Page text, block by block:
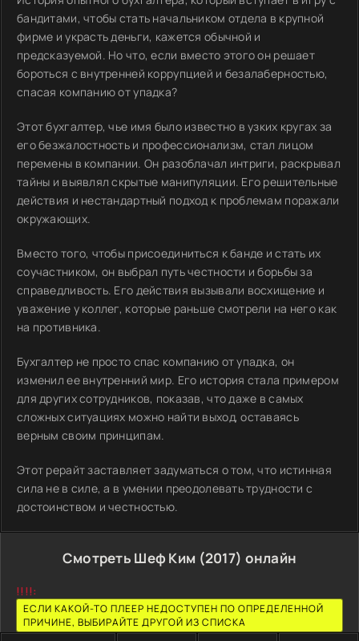
бандитами, чтобы стать начальником отдела в крупной
фирме и украсть деньги, кажется обычной и
предсказуемой. Но что, если вместо этого он решает
бороться с внутренней коррупцией и безалаберностью,
спасая компанию от упадка?
Этот бухгалтер, чье имя было известно в узких кругах за
его безжалостность и профессионализм, стал лицом
перемены в компании. Он разоблачал интриги, раскрывал
тайны и выявлял скрытые манипуляции. Его решительные
действия и нестандартный подход к проблемам поражали
окружающих.
Вместо того, чтобы присоединиться к банде и стать их
соучастником, он выбрал путь честности и борьбы за
справедливость. Его действия вызывали восхищение и
уважение у коллег, которые раньше смотрели на него как
на противника.
Бухгалтер не просто спас компанию от упадка, он
изменил ее внутренний мир. Его история стала примером
для других сотрудников, показав, что даже в самых
сложных ситуациях можно найти выход, оставаясь
верным своим принципам.
Этот рерайт заставляет задуматься о том, что истинная
сила не в силе, а в умении преодолевать трудности с
достоинством и честностью.
Смотреть Шеф Ким (2017) онлайн
!!!!:
ЕСЛИ КАКОЙ-ТО ПЛЕЕР НЕДОСТУПЕН ПО ОПРЕДЕЛЕННОЙ
ПРИЧИНЕ, ВЫБИРАЙТЕ ДРУГОЙ ИЗ СПИСКА